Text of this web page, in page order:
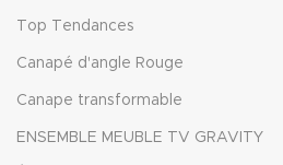
Top Tendances
Canapé d'angle Rouge
Canape transformable
ENSEMBLE MEUBLE TV GRAVITY